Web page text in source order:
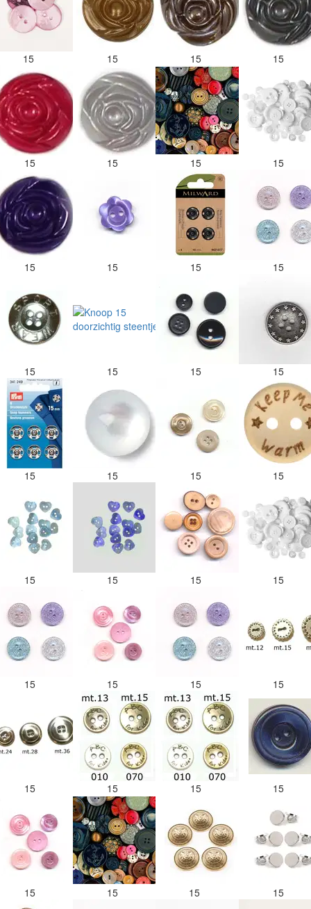
15 15 15 15
15 15 15 15
15 15 15 15
15 15 15 15
15 15 15 15
15 15 15 15
15 15 15 15
15 15 15 15
15 15 15 15